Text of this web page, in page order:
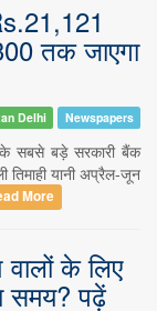
तक जाएगा
Delhi Newspapers
सबसे बड़े सरकारी बैंक
यानी अप्रैल-जून
More
वालों के लिए
समय? पढ़ें